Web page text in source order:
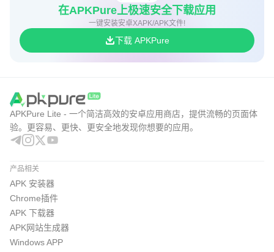
在APKPure上极速安全下载应用
一键安装安卓XAPK/APK文件!
下载 APKPure
APKPure Lite - 一个简洁高效的安卓应用商店，提供流畅的页面体
验。更容易、更快、更安全地发现你想要的应用。
产品相关
APK 安装器
Chrome插件
APK 下载器
APK网站生成器
Windows APP